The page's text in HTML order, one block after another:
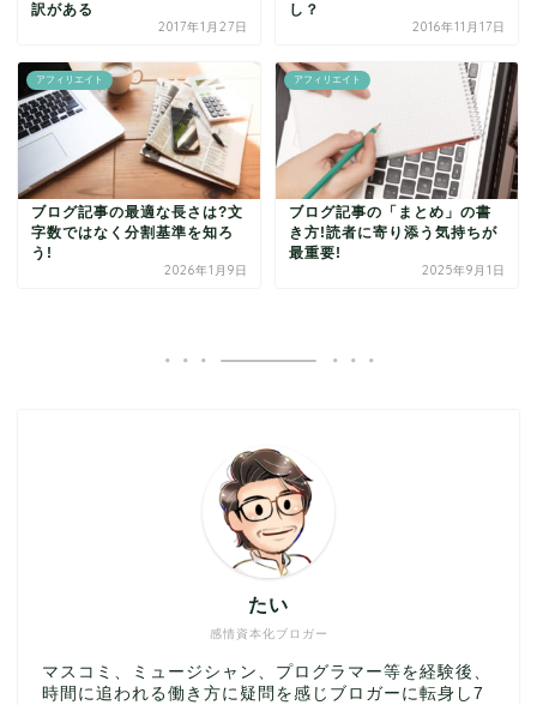
訳がある
2017年1月27日
し？
2016年11月17日
アフィリエイト
ブログ記事の最適な長さは?文
字数ではなく分割基準を知ろ
う!
2026年1月9日
アフィリエイト
ブログ記事の「まとめ」の書
き方!読者に寄り添う気持ちが
最重要!
2025年9月1日
感情資本化ブロガー
たい
マスコミ、ミュージシャン、プログラマー等を経験後、
時間に追われる働き方に疑問を感じブロガーに転身し7